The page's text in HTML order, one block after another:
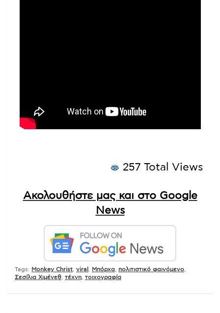
257 Total Views
Ακολουθήστε μας και στο Google
News
Tags: Monkey Christ viral Μπόρχα πολιτιστικό φαινόμενο
Σεσίλια Χιμένεθ τέχνη τοιχογραφία